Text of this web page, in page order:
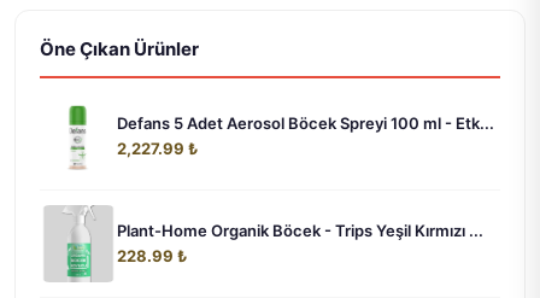
Öne Çıkan Ürünler
Defans 5 Adet Aerosol Böcek Spreyi 100 ml - Etk...
2,227.99 ₺
Plant-Home Organik Böcek - Trips Yeşil Kırmızı ...
228.99 ₺